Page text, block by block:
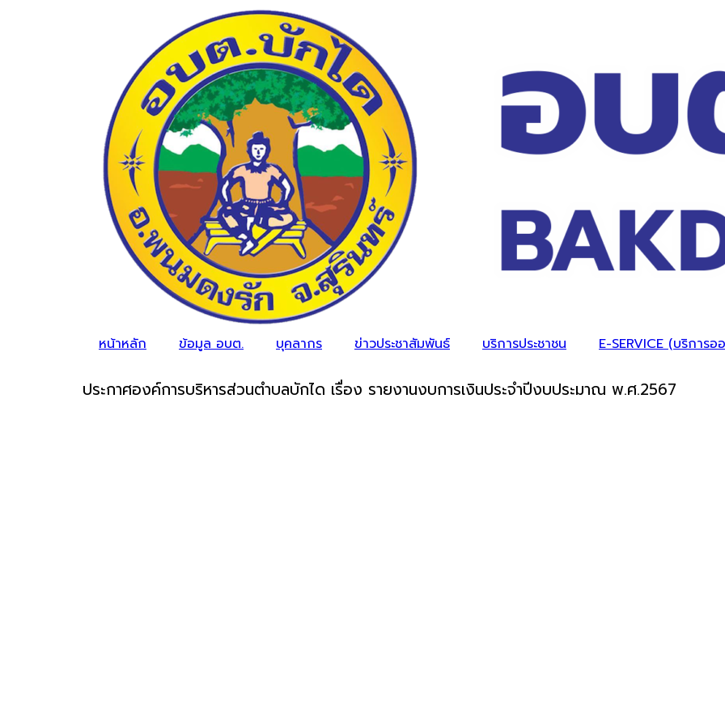
หน้าหลัก ข้อมูล อบต. บุคลากร ข่าวประชาสัมพันธ์ บริการประชาชน
E-SERVICE (บริการอ
ประกาศองค์การบริหารส่วนตำบลบักได เรื่อง รายงานงบการเงินประจำปีงบประมาณ พ.ศ.2567